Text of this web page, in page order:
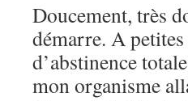
Doucement, très
démarre. A
d’abstinence
mon organisme